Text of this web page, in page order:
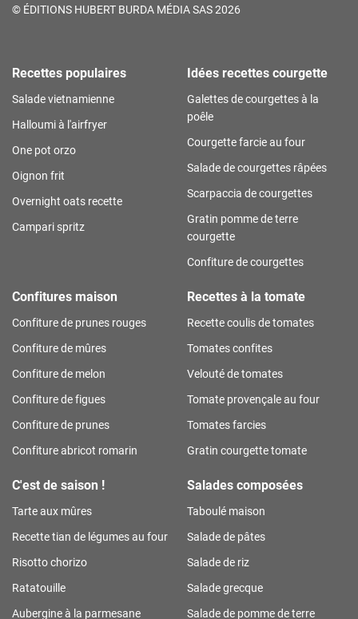
© ÉDITIONS HUBERT BURDA MÉDIA SAS 2026
Recettes populaires
Salade vietnamienne
Halloumi à l'airfryer
One pot orzo
Oignon frit
Overnight oats recette
Campari spritz
Idées recettes courgette
Galettes de courgettes à la
poêle
Courgette farcie au four
Salade de courgettes râpées
Scarpaccia de courgettes
Gratin pomme de terre
courgette
Confiture de courgettes
Confitures maison
Confiture de prunes rouges
Confiture de mûres
Confiture de melon
Confiture de figues
Confiture de prunes
Confiture abricot romarin
Recettes à la tomate
Recette coulis de tomates
Tomates confites
Velouté de tomates
Tomate provençale au four
Tomates farcies
Gratin courgette tomate
C'est de saison !
Tarte aux mûres
Recette tian de légumes au four
Risotto chorizo
Ratatouille
Aubergine à la parmesane
Salades composées
Taboulé maison
Salade de pâtes
Salade de riz
Salade grecque
Salade de pomme de terre